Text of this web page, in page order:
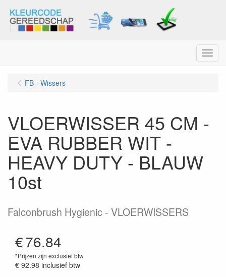
Menu
FB - Wissers
VLOERWISSER 45 CM -
EVA RUBBER WIT -
HEAVY DUTY - BLAUW
10st
Falconbrush Hygienic - VLOERWISSERS
€76.84
*Prijzen zijn exclusief btw
€ 92.98 inclusief btw